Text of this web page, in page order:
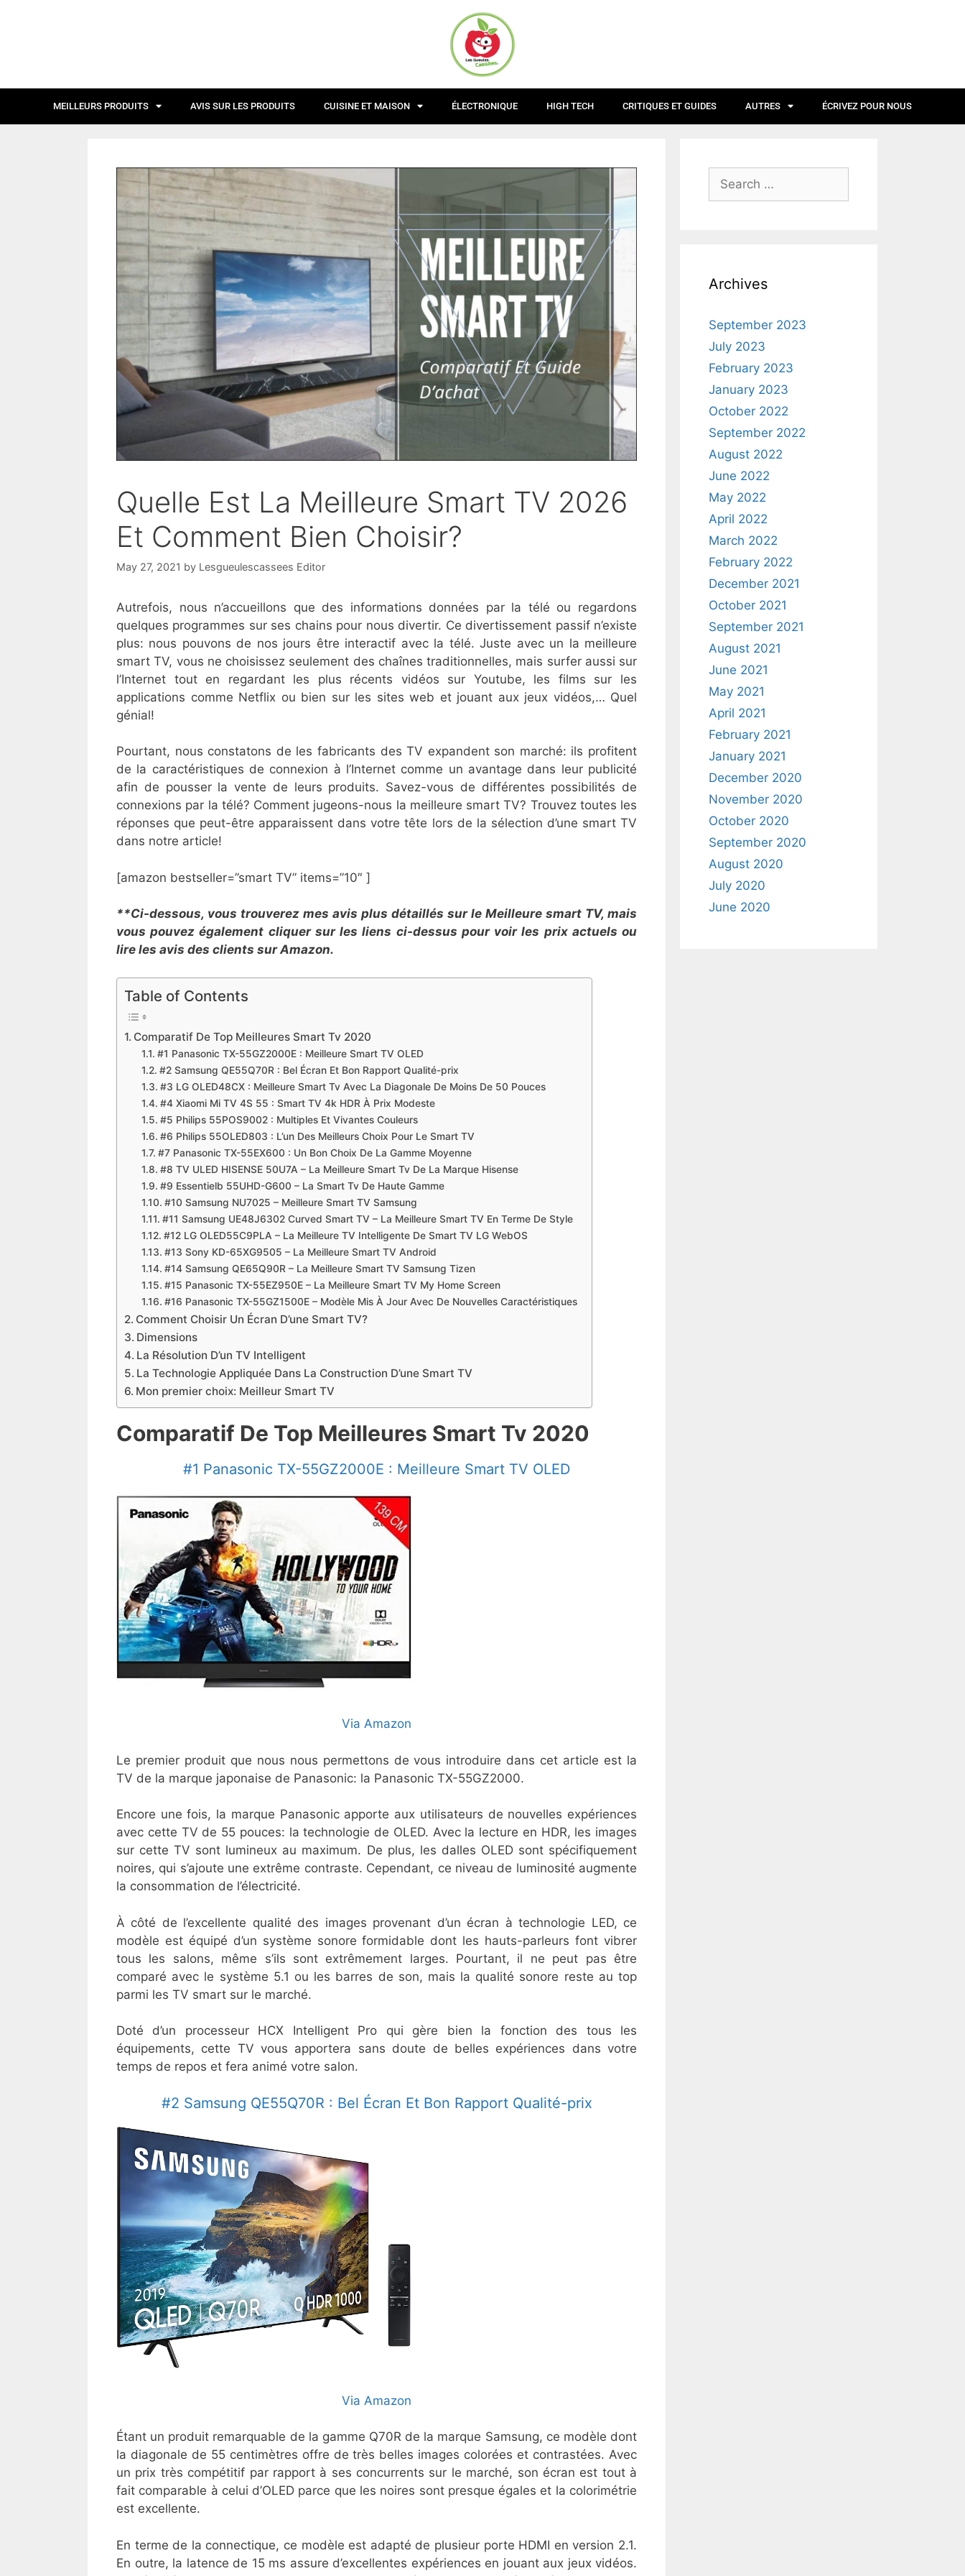
MEILLEURS PRODUITS AVIS SUR LES PRODUITS CUISINE ET MAISON ÉLECTRONIQUE HIGH TECH CRITIQUES ET GUIDES AUTRES ÉCRIVEZ POUR NOUS
Quelle Est La Meilleure Smart TV 2026
Et Comment Bien Choisir?
May 27, 2021 by Lesgueulescassees Editor
Autrefois, nous n’accueillons que des informations données par la télé ou regardons
quelques programmes sur ses chains pour nous divertir. Ce divertissement passif n’existe
plus: nous pouvons de nos jours être interactif avec la télé. Juste avec un la meilleure
smart TV, vous ne choisissez seulement des chaînes traditionnelles, mais surfer aussi sur
l’Internet tout en regardant les plus récents vidéos sur Youtube, les films sur les
applications comme Netflix ou bien sur les sites web et jouant aux jeux vidéos,… Quel
génial!
Pourtant, nous constatons de les fabricants des TV expandent son marché: ils profitent
de la caractéristiques de connexion à l’Internet comme un avantage dans leur publicité
afin de pousser la vente de leurs produits. Savez-vous de différentes possibilités de
connexions par la télé? Comment jugeons-nous la meilleure smart TV? Trouvez toutes les
réponses que peut-être apparaissent dans votre tête lors de la sélection d’une smart TV
dans notre article!
[amazon bestseller=”smart TV” items=”10″ ]
**Ci-dessous, vous trouverez mes avis plus détaillés sur le Meilleure smart TV, mais
vous pouvez également cliquer sur les liens ci-dessus pour voir les prix actuels ou
lire les avis des clients sur Amazon.
Table of Contents
Comparatif De Top Meilleures Smart Tv 2020
#1 Panasonic TX-55GZ2000E : Meilleure Smart TV OLED
#2 Samsung QE55Q70R : Bel Écran Et Bon Rapport Qualité-prix
​#3 LG OLED48CX : Meilleure Smart Tv Avec La Diagonale De Moins De 50 Pouces
​#4 Xiaomi Mi TV 4S 55 : Smart TV 4k HDR À Prix Modeste
​#5 Philips 55POS9002 : Multiples Et Vivantes Couleurs
​#6 Philips 55OLED803 : L’un Des Meilleurs Choix Pour Le Smart TV
​#7 Panasonic TX-55EX600 : Un Bon Choix De La Gamme Moyenne
​#8 TV ULED HISENSE 50U7A – La Meilleure Smart Tv De La Marque Hisense
​#9 Essentielb 55UHD-G600 – La Smart Tv De Haute Gamme
​#10 Samsung NU7025 – Meilleure Smart TV Samsung
​#11 Samsung UE48J6302 Curved Smart TV – La Meilleure Smart TV En Terme De Style
​#12 LG OLED55C9PLA – La Meilleure TV Intelligente De Smart TV LG WebOS
​#13 Sony KD-65XG9505 – La Meilleure Smart TV Android
​#14 Samsung QE65Q90R – La Meilleure Smart TV Samsung Tizen
​#15 Panasonic TX-55EZ950E – La Meilleure Smart TV My Home Screen
​#16 Panasonic TX-55GZ1500E – Modèle Mis À Jour Avec De Nouvelles Caractéristiques
Comment Choisir Un Écran D’une Smart TV?
Dimensions
La Résolution D’un TV Intelligent
La Technologie Appliquée Dans La Construction D’une Smart TV
​Mon premier choix: Meilleur Smart TV
Comparatif De Top Meilleures Smart Tv 2020
#1 Panasonic TX-55GZ2000E : Meilleure Smart TV OLED
Via Amazon
Le premier produit que nous nous permettons de vous introduire dans cet article est la
TV de la marque japonaise de Panasonic: la Panasonic TX-55GZ2000.
Encore une fois, la marque Panasonic apporte aux utilisateurs de nouvelles expériences
avec cette TV de 55 pouces: la technologie de OLED. Avec la lecture en HDR, les images
sur cette TV sont lumineux au maximum. De plus, les dalles OLED sont spécifiquement
noires, qui s’ajoute une extrême contraste. Cependant, ce niveau de luminosité augmente
la consommation de l’électricité.
À côté de l’excellente qualité des images provenant d’un écran à technologie LED, ce
modèle est équipé d’un système sonore formidable dont les hauts-parleurs font vibrer
tous les salons, même s’ils sont extrêmement larges. Pourtant, il ne peut pas être
comparé avec le système 5.1 ou les barres de son, mais la qualité sonore reste au top
parmi les TV smart sur le marché.
Doté d’un processeur HCX Intelligent Pro qui gère bien la fonction des tous les
équipements, cette TV vous apportera sans doute de belles expériences dans votre
temps de repos et fera animé votre salon.
#2 Samsung QE55Q70R : Bel Écran Et Bon Rapport Qualité-prix
Via Amazon
Étant un produit remarquable de la gamme Q70R de la marque Samsung, ce modèle dont
la diagonale de 55 centimètres offre de très belles images colorées et contrastées. Avec
un prix très compétitif par rapport à ses concurrents sur le marché, son écran est tout à
fait comparable à celui d’OLED parce que les noires sont presque égales et la colorimétrie
est excellente.
En terme de la connectique, ce modèle est adapté de plusieur porte HDMI en version 2.1.
En outre, la latence de 15 ms assure d’excellentes expériences en jouant aux jeux vidéos.
Archives
September 2023
July 2023
February 2023
January 2023
October 2022
September 2022
August 2022
June 2022
May 2022
April 2022
March 2022
February 2022
December 2021
October 2021
September 2021
August 2021
June 2021
May 2021
April 2021
February 2021
January 2021
December 2020
November 2020
October 2020
September 2020
August 2020
July 2020
June 2020